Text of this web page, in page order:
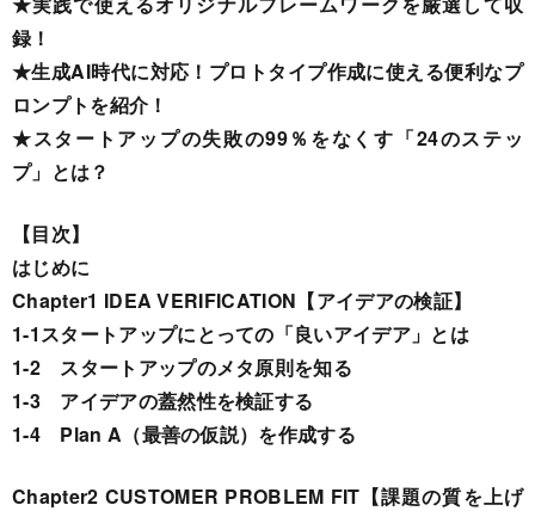
録！
★生成AI時代に対応！プロトタイプ作成に使える便利なプ
ロンプトを紹介！
★スタートアップの失敗の99％をなくす「24のステッ
プ」とは？
【目次】
はじめに
Chapter1 IDEA VERIFICATION【アイデアの検証】
1-1スタートアップにとっての「良いアイデア」とは
1-2 スタートアップのメタ原則を知る
1-3 アイデアの蓋然性を検証する
1-4 Plan A（最善の仮説）を作成する
Chapter2 CUSTOMER PROBLEM FIT【課題の質を上げ